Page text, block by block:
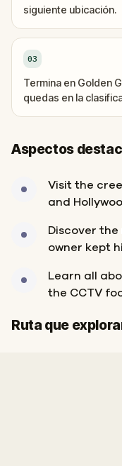
siguiente ubicación.
03
Termina en Golden
quedas en la
Aspectos
Visit the
and
Discover
owner kept
Learn all
the CCTV
Ruta que
Inicio
Final